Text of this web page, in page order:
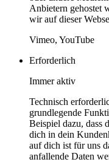
Anbietern gehostet
wir auf dieser
Vimeo, YouTube
Erforderlich
Immer aktiv
Technisch
grundlegende
Beispiel dazu, dass
dich in dein
auf dich ist für uns
anfallende Daten